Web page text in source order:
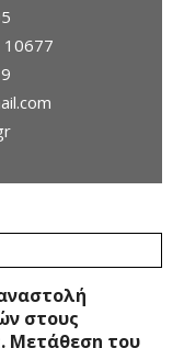
στους
Μετάθεση του